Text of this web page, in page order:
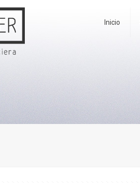
Inicio